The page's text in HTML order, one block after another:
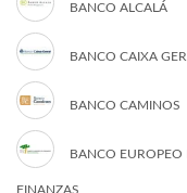
BANCO ALCALÁ
BANCO CAIXA
BANCO CAMINOS
BANCO EUROPEO
FINANZAS